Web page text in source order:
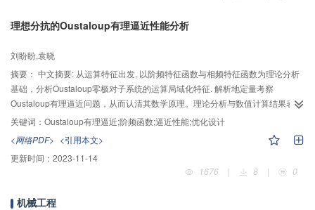
理想分抗的Oustaloup有理逼近性能分析
刘盼盼,袁晓
摘要： 中文摘要: 从运算特征出发, 以阶频特征函数与相频特征函数为理论分析
基础，分析Oustaloup零极对子系统的运算局域化特征. 解析地定量考察
Oustaloup有理逼近问题，从而认清其数学原理。理论分析与数值计算结果表
明，使用阶频特征函数，相频特征函数分析Oustaloup分抗有理逼近比较简洁，
直观。Oustaloup有理逼近在频率响应的相频特性及阶频特性方面均具有较好的
近似，且复杂度较低。通过调节参量 ， 可优化设计Oustaloup有理逼近。这些
结论不仅为认识与理解、设计与优化Oustaloup分抗逼近电路建立了坚实的数学
理论基础， 而且为分数阶控制器设计(特别是优化)提供了理论依据。
关键词： Oustaloup有理逼近;阶频函数;逼近性能;优化设计
<网络PDF> <引用本文>
更新时间： 2023-11-14
1676
| 8 | 0
机械工程